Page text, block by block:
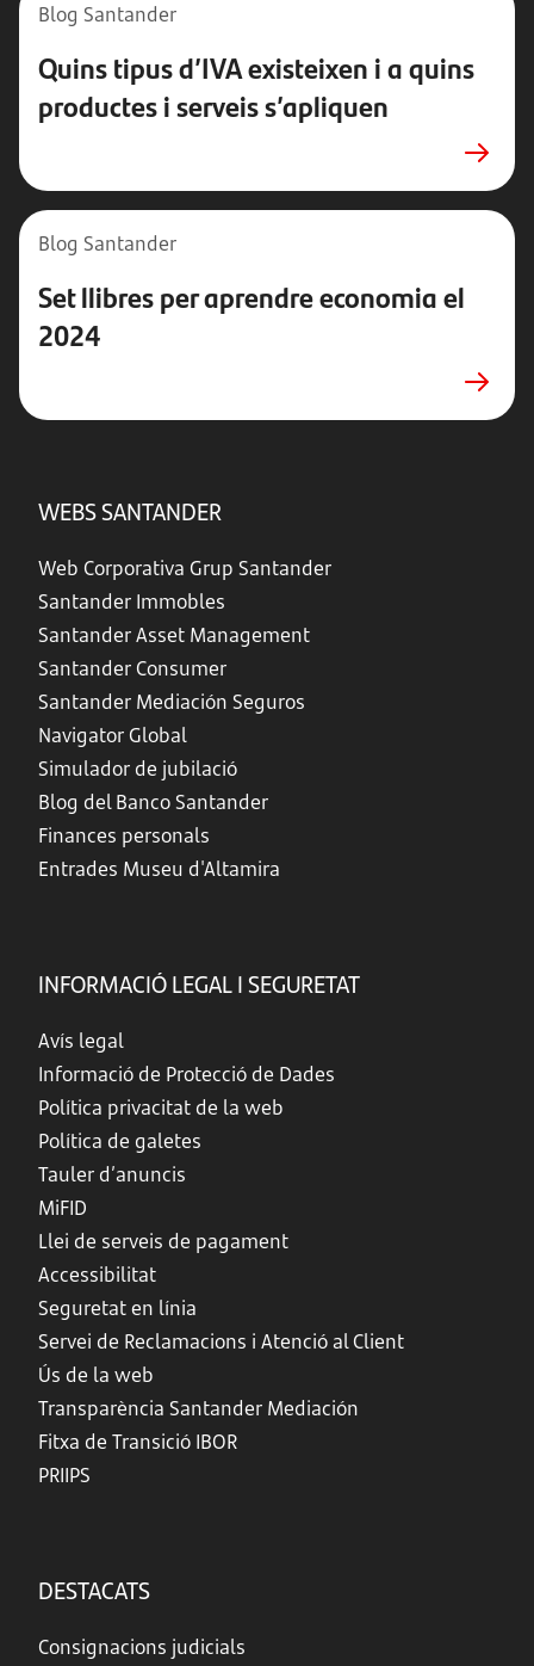
Blog Santander
Quins tipus d’IVA existeixen i a quins
productes i serveis s’apliquen
Blog Santander
Set llibres per aprendre economia el
2024
WEBS SANTANDER
Web Corporativa Grup Santander
Santander Immobles
Santander Asset Management
Santander Consumer
Santander Mediación Seguros
Navigator Global
Simulador de jubilació
Blog del Banco Santander
Finances personals
Entrades Museu d'Altamira
INFORMACIÓ LEGAL I SEGURETAT
Avís legal
Informació de Protecció de Dades
Política privacitat de la web
Política de galetes
Tauler d’anuncis
MiFID
Llei de serveis de pagament
Accessibilitat
Seguretat en línia
Servei de Reclamacions i Atenció al Client
Ús de la web
Transparència Santander Mediación
Fitxa de Transició IBOR
PRIIPS
DESTACATS
Consignacions judicials